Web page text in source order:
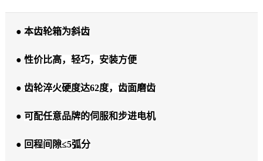
● 本齿轮箱为斜齿
● 性价比高，轻巧，安装方便
● 齿轮淬火硬度达62度，齿面磨齿
● 可配任意品牌的伺服和步进电机
● 回程间隙≤5弧分